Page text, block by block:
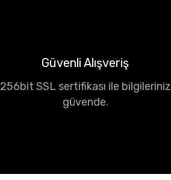
Güvenli Alışveriş
256bit SSL sertifikası ile bilgileriniz
güvende.